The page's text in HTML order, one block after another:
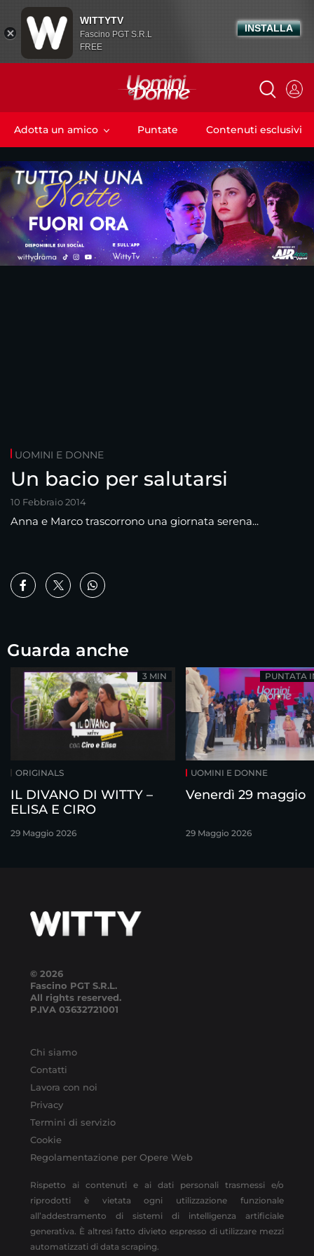
Adotta un amico Puntate Contenuti esclusivi
UOMINI E DONNE
Un bacio per salutarsi
10 Febbraio 2014
Anna e Marco trascorrono una giornata serena...
Guarda anche
ORIGINALS
IL DIVANO DI WITTY –
ELISA E CIRO
29 Maggio 2026
3 MIN
UOMINI E DONNE
Venerdì 29 maggio
29 Maggio 2026
PUNTATA
© 2026
Fascino PGT S.R.L.
All rights reserved.
P.IVA 03632721001
Chi siamo
Contatti
Lavora con noi
Privacy
Termini di servizio
Cookie
Regolamentazione per Opere Web
Rispetto ai contenuti e ai dati personali trasmessi e/o
riprodotti è vietata ogni utilizzazione funzionale
all’addestramento di sistemi di intelligenza artificiale
generativa. È altresì fatto divieto espresso di utilizzare mezzi
automatizzati di data scraping.
WITTYTV
Fascino PGT S.R.L
FREE
INSTALLA